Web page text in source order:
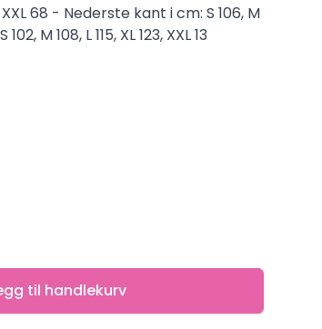
68 - Nederste kant i cm: S 106, M
M 108, L 115, XL 123, XXL 13
til handlekurv